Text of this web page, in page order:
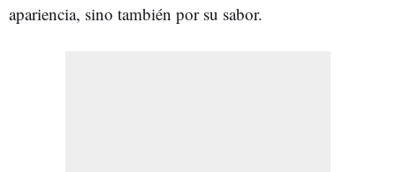
apariencia, sino también por su sabor.